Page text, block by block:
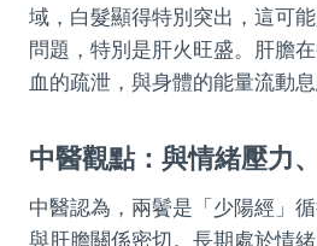
域，白髮顯得特別突出，這可
問題，特別是肝火旺盛。肝膽
血的疏泄，與身體的能量流動息
中醫觀點：與情緒壓力
中醫認為，兩鬢是「少陽經」
與肝膽關係密切。長期處於情